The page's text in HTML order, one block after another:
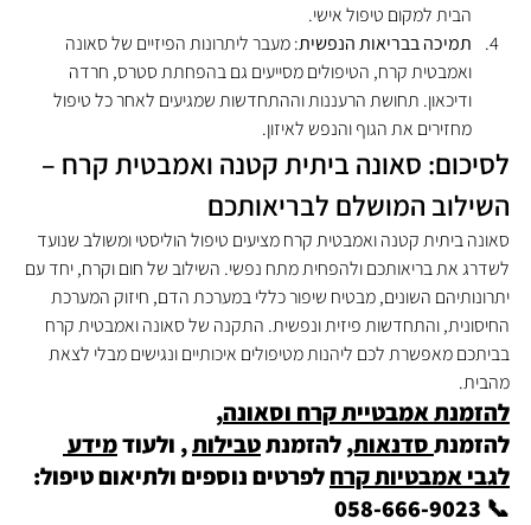
הבית למקום טיפול אישי.
תמיכה בבריאות הנפשית: מעבר ליתרונות הפיזיים של סאונה
ואמבטית קרח, הטיפולים מסייעים גם בהפחתת סטרס, חרדה
ודיכאון. תחושת הרעננות וההתחדשות שמגיעים לאחר כל טיפול
מחזירים את הגוף והנפש לאיזון.
לסיכום: סאונה ביתית קטנה ואמבטית קרח –
השילוב המושלם לבריאותכם
סאונה ביתית קטנה ואמבטית קרח מציעים טיפול הוליסטי ומשולב שנועד
לשדרג את בריאותכם ולהפחית מתח נפשי. השילוב של חום וקרח, יחד עם
יתרונותיהם השונים, מבטיח שיפור כללי במערכת הדם, חיזוק המערכת
החיסונית, והתחדשות פיזית ונפשית. התקנה של סאונה ואמבטית קרח
בביתכם מאפשרת לכם ליהנות מטיפולים איכותיים ונגישים מבלי לצאת
מהבית.
להזמנת אמבטיית קרח וסאונה,
להזמנת סדנאות, להזמנת טבילות , ולעוד מידע
לגבי אמבטיות קרח לפרטים נוספים ולתיאום טיפול:
📞 058-666-9023